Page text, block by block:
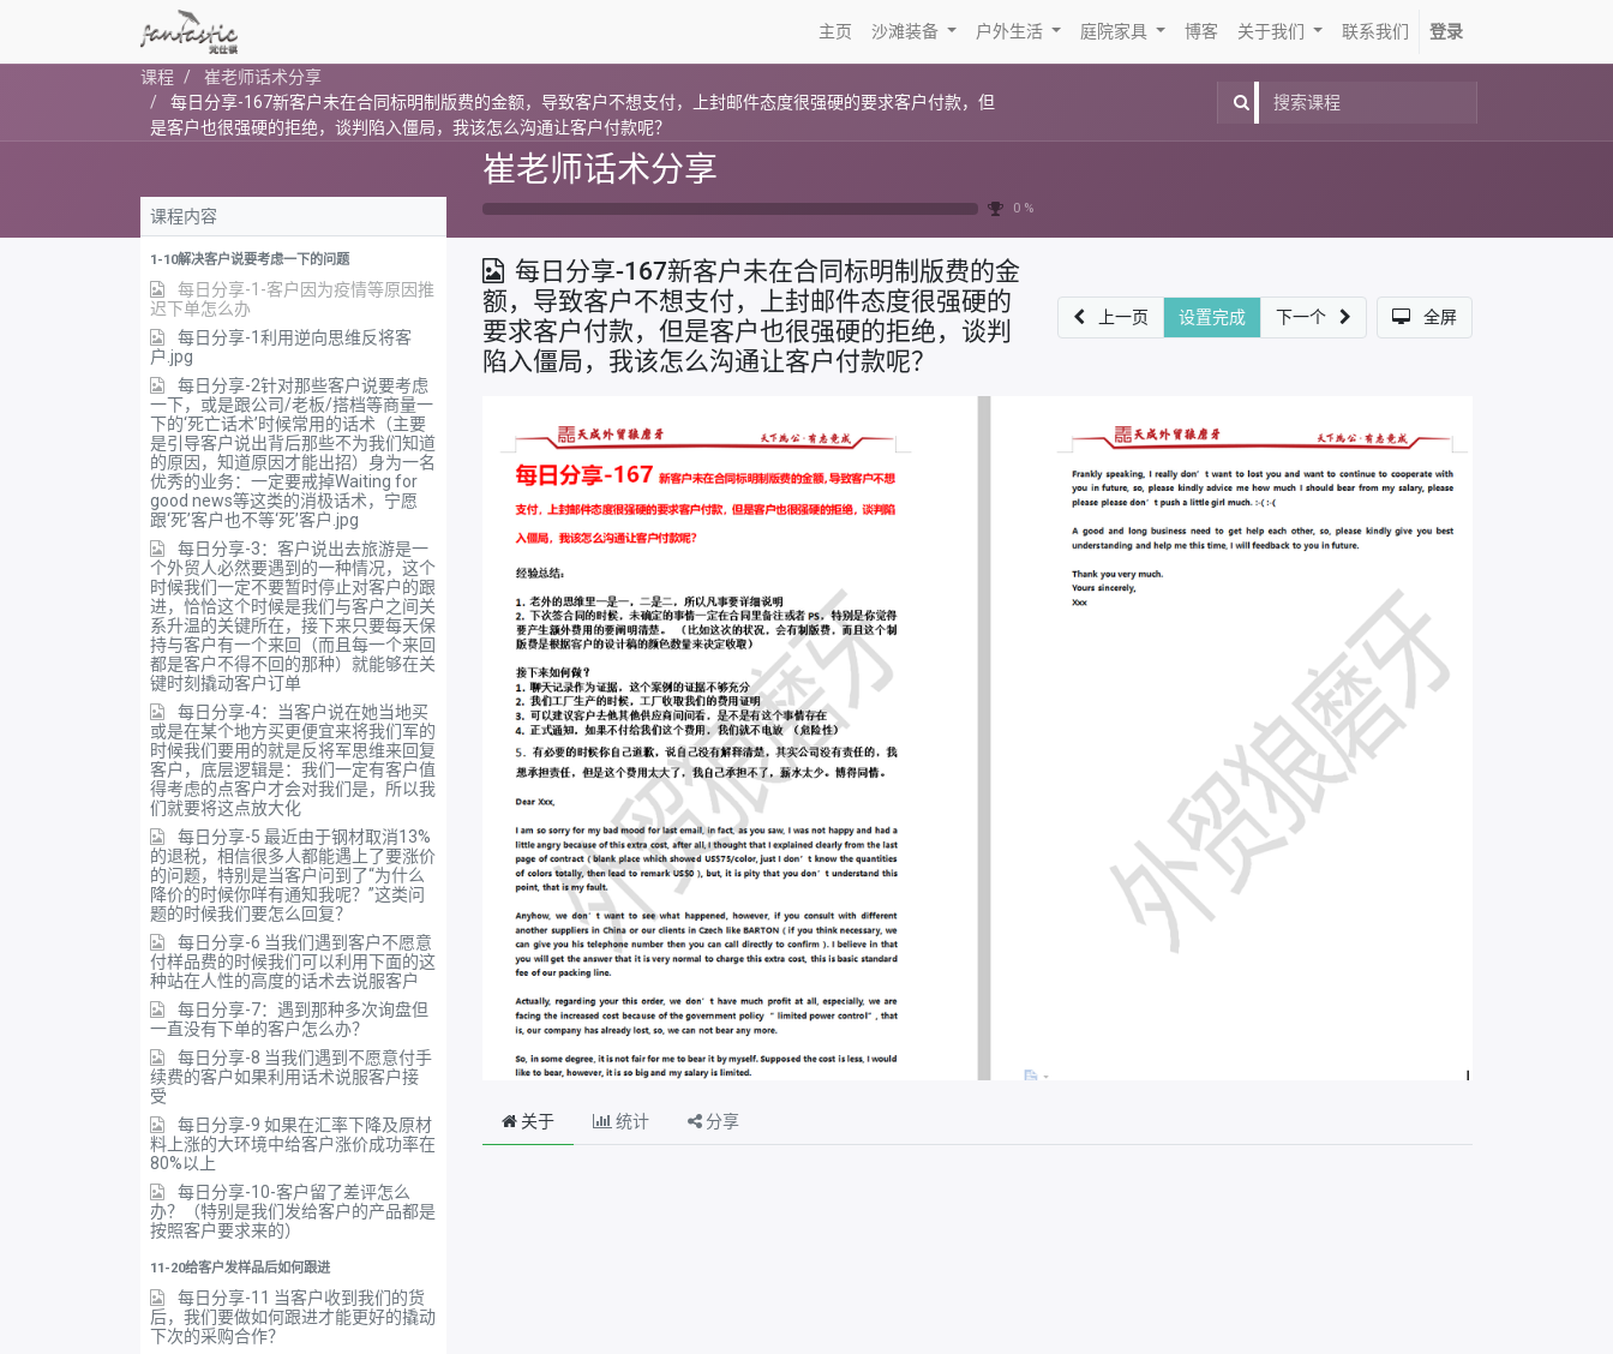
主页 沙滩装备 户外生活 庭院家具 博客 关于我们 联系我们 登录
课程
崔老师话术分享
每日分享-167新客户未在合同标明制版费的金额，导致客户不想支付，上封邮件态度很强硬的要求客户付款，但
是客户也很强硬的拒绝，谈判陷入僵局，我该怎么沟通让客户付款呢？
崔老师话术分享
0 %
课程内容
1-10解决客户说要考虑一下的问题
每日分享-1-客户因为疫情等原因推
迟下单怎么办
每日分享-1利用逆向思维反将客
户.jpg
每日分享-2针对那些客户说要考虑
一下，或是跟公司/老板/搭档等商量一
下的‘死亡话术’时候常用的话术（主要
是引导客户说出背后那些不为我们知道
的原因，知道原因才能出招）身为一名
优秀的业务：一定要戒掉Waiting for
good news等这类的消极话术，宁愿
跟‘死’客户也不等‘死’客户.jpg
每日分享-3：客户说出去旅游是一
个外贸人必然要遇到的一种情况，这个
时候我们一定不要暂时停止对客户的跟
进，恰恰这个时候是我们与客户之间关
系升温的关键所在，接下来只要每天保
持与客户有一个来回（而且每一个来回
都是客户不得不回的那种）就能够在关
键时刻撬动客户订单
每日分享-4：当客户说在她当地买
或是在某个地方买更便宜来将我们军的
时候我们要用的就是反将军思维来回复
客户，底层逻辑是：我们一定有客户值
得考虑的点客户才会对我们是，所以我
们就要将这点放大化
每日分享-5 最近由于钢材取消13%
的退税，相信很多人都能遇上了要涨价
的问题，特别是当客户问到了“为什么
降价的时候你咩有通知我呢？”这类问
题的时候我们要怎么回复？
每日分享-6 当我们遇到客户不愿意
付样品费的时候我们可以利用下面的这
种站在人性的高度的话术去说服客户
每日分享-7：遇到那种多次询盘但
一直没有下单的客户怎么办？
每日分享-8 当我们遇到不愿意付手
续费的客户如果利用话术说服客户接
受
每日分享-9 如果在汇率下降及原材
料上涨的大环境中给客户涨价成功率在
80%以上
每日分享-10-客户留了差评怎么
办？（特别是我们发给客户的产品都是
按照客户要求来的）
11-20给客户发样品后如何跟进
每日分享-11 当客户收到我们的货
后，我们要做如何跟进才能更好的撬动
下次的采购合作？
每日分享-167新客户未在合同标明制版费的金
额，导致客户不想支付，上封邮件态度很强硬的
要求客户付款，但是客户也很强硬的拒绝，谈判
陷入僵局，我该怎么沟通让客户付款呢？
上一页 设置完成 下一个 全屏
关于 统计 分享